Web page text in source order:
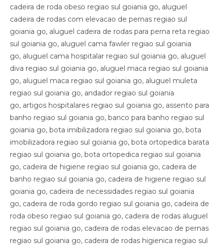
cadeira de roda obeso regiao sul goiania go, aluguel
cadeira de rodas com elevacao de pernas regiao sul
goiania go, aluguel cadeira de rodas para perna reta regiao
sul goiania go, aluguel cama fawler regiao sul goiania
go, aluguel cama hospitalar regiao sul goiania go, aluguel
diva regiao sul goiania go, aluguel maca regiao sul goiania
go, aluguel maca regiao sul goiania go, aluguel muleta
regiao sul goiania go, andador regiao sul goiania
go, artigos hospitalares regiao sul goiania go, assento para
banho regiao sul goiania go, banco para banho regiao sul
goiania go, bota imibilizadora regiao sul goiania go, bota
imobilizadora regiao sul goiania go, bota ortopedica barata
regiao sul goiania go, bota ortopedica regiao sul goiania
go, cadeira de higiene regiao sul goiania go, cadeira de
banho regiao sul goiania go, cadeira de higiene regiao sul
goiania go, cadeira de necessidades regiao sul goiania
go, cadeira de roda gordo regiao sul goiania go, cadeira de
roda obeso regiao sul goiania go, cadeira de rodas aluguel
regiao sul goiania go, cadeira de rodas elevacao de pernas
regiao sul goiania go, cadeira de rodas higienica regiao sul